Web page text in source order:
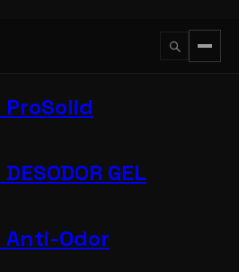
GEL
Anti-Odor